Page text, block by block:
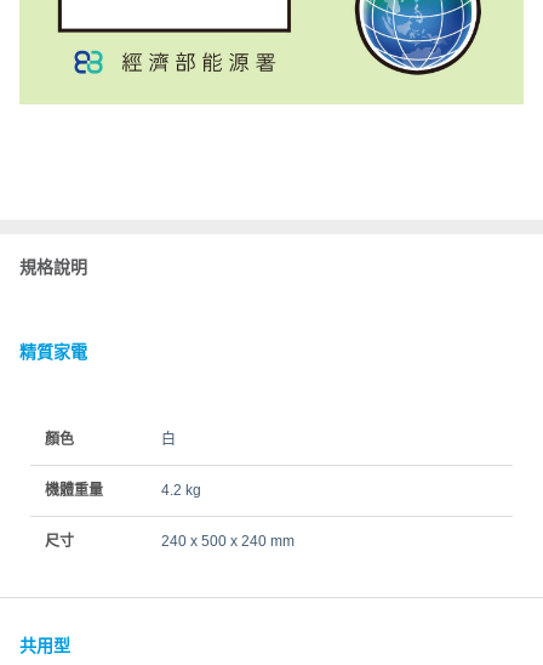
規格說明
精質家電
顏色 白
機體重量 4.2 kg
尺寸 240 x 500 x 240 mm
共用型